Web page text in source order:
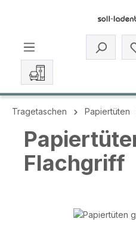
Tragetaschen Papiertüten
Flachgriff
Bildergalerie überspringen